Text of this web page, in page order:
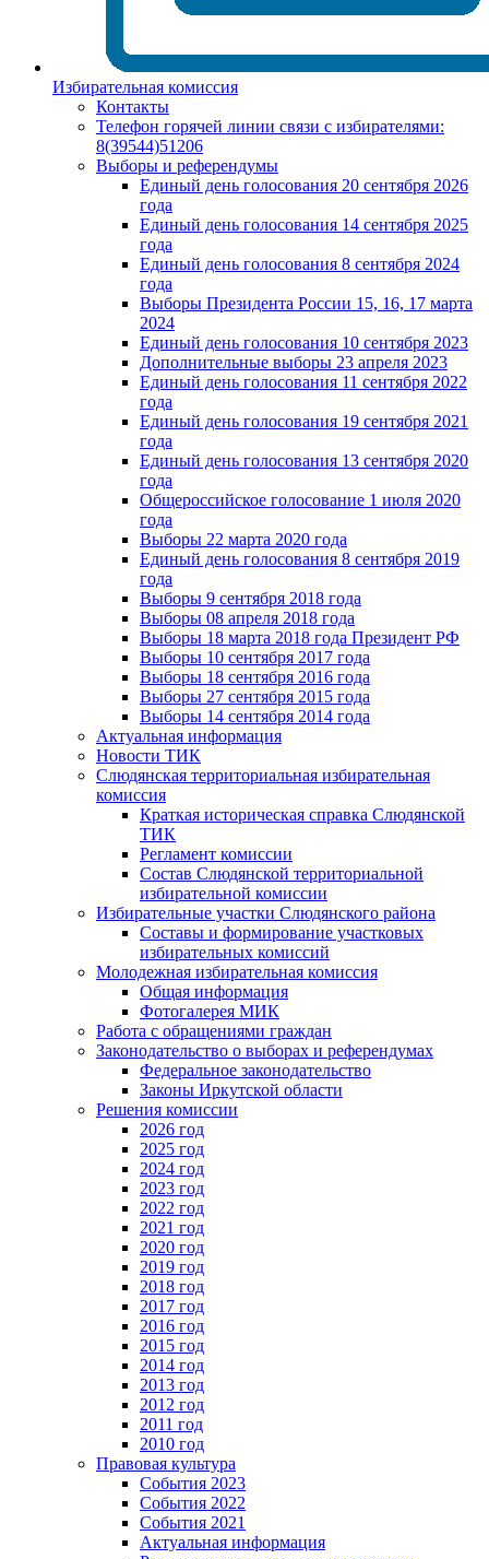
Избирательная комиссия
Контакты
Телефон горячей линии связи с избирателями:
8(39544)51206
Выборы и референдумы
Единый день голосования 20 сентября 2026
года
Единый день голосования 14 сентября 2025
года
Единый день голосования 8 сентября 2024
года
Выборы Президента России 15, 16, 17 марта
2024
Единый день голосования 10 сентября 2023
Дополнительные выборы 23 апреля 2023
Единый день голосования 11 сентября 2022
года
Единый день голосования 19 сентября 2021
года
Единый день голосования 13 сентября 2020
года
Общероссийское голосование 1 июля 2020
года
Выборы 22 марта 2020 года
Единый день голосования 8 сентября 2019
года
Выборы 9 сентября 2018 года
Выборы 08 апреля 2018 года
Выборы 18 марта 2018 года Президент РФ
Выборы 10 сентября 2017 года
Выборы 18 сентября 2016 года
Выборы 27 сентября 2015 года
Выборы 14 сентября 2014 года
Актуальная информация
Новости ТИК
Слюдянская территориальная избирательная
комиссия
Краткая историческая справка Слюдянской
ТИК
Регламент комиссии
Состав Слюдянской территориальной
избирательной комиссии
Избирательные участки Слюдянского района
Составы и формирование участковых
избирательных комиссий
Молодежная избирательная комиссия
Общая информация
Фотогалерея МИК
Работа с обращениями граждан
Законодательство о выборах и референдумах
Федеральное законодательство
Законы Иркутской области
Решения комиссии
2026 год
2025 год
2024 год
2023 год
2022 год
2021 год
2020 год
2019 год
2018 год
2017 год
2016 год
2015 год
2014 год
2013 год
2012 год
2011 год
2010 год
Правовая культура
События 2023
События 2022
События 2021
Актуальная информация